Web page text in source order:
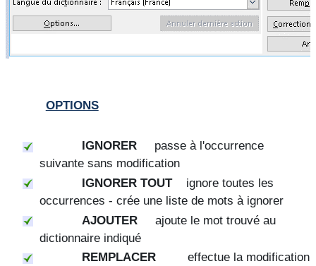
OPTIONS
IGNORER
passe à l'occurrence
suivante sans modification
IGNORER TOUT
ignore toutes les
occurrences - crée une liste de mots à ignorer
AJOUTER
ajoute le mot trouvé au
dictionnaire indiqué
REMPLACER
effectue la modification